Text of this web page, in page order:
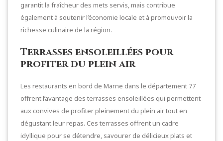
garantit la fraîcheur des mets servis, mais contribue
également à soutenir l’économie locale et à promouvoir la
richesse culinaire de la région.
Terrasses ensoleillées pour
profiter du plein air
Les restaurants en bord de Marne dans le département 77
offrent l’avantage des terrasses ensoleillées qui permettent
aux convives de profiter pleinement du plein air tout en
dégustant leur repas. Ces terrasses offrent un cadre
idyllique pour se détendre, savourer de délicieux plats et